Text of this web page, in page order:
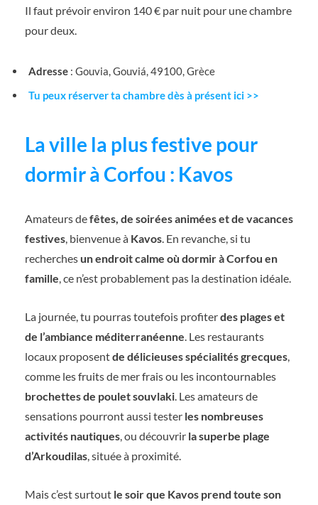
Il faut prévoir environ 140 € par nuit pour une chambre
pour deux.
Adresse : Gouvia, Gouviá, 49100, Grèce
Tu peux réserver ta chambre dès à présent ici >>
La ville la plus festive pour
dormir à Corfou : Kavos
Amateurs defêtes, de soirées animées et de vacances
festives , bienvenue à Kavos . En revanche, si tu
recherches un endroit calme où dormir à Corfou en
famille , ce n’est probablement pas la destination idéale.
La journée, tu pourras toutefois profiterdes plages et
de l’ambiance méditerranéenne . Les restaurants
locaux proposentde délicieuses spécialités grecques
comme les fruits de mer frais ou les incontournables
brochettes de poulet souvlaki . Les amateurs de
sensations pourront aussi tester les nombreuses
activités nautiques , ou découvrir la superbe plage
d’Arkoudilas , située à proximité.
Mais c’est surtout le soir que Kavos prend toute son